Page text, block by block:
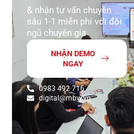
Chia sẻ bài viết
Đánh giá bài viết
5/5 - (4 bình
Thẻ/ Tags
mbw digital , mbw next , tối